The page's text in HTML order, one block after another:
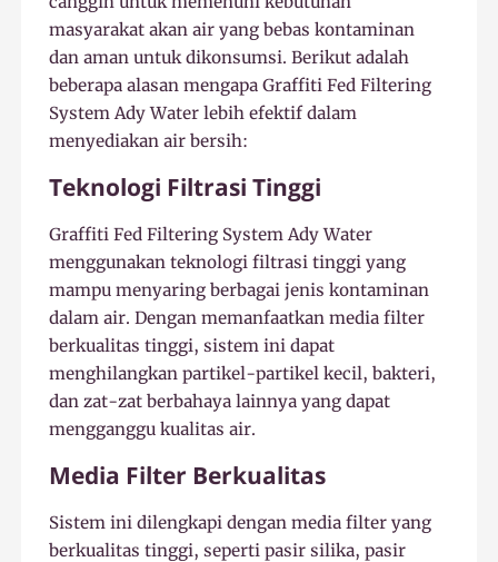
masyarakat akan air yang bebas kontaminan
dan aman untuk dikonsumsi. Berikut adalah
beberapa alasan mengapa Graffiti Fed Filtering
System Ady Water lebih efektif dalam
menyediakan air bersih:
Teknologi Filtrasi Tinggi
Graffiti Fed Filtering System Ady Water
menggunakan teknologi filtrasi tinggi yang
mampu menyaring berbagai jenis kontaminan
dalam air. Dengan memanfaatkan media filter
berkualitas tinggi, sistem ini dapat
menghilangkan partikel-partikel kecil, bakteri,
dan zat-zat berbahaya lainnya yang dapat
mengganggu kualitas air.
Media Filter Berkualitas
Sistem ini dilengkapi dengan media filter yang
berkualitas tinggi, seperti pasir silika, pasir